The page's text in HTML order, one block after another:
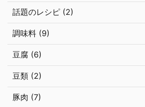
話題のレシピ (2)
調味料 (9)
豆腐 (6)
豆類 (2)
豚肉 (7)